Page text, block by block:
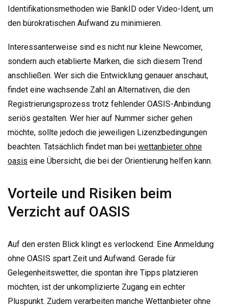
Identifikationsmethoden wie BankID oder Video-Ident, um
den bürokratischen Aufwand zu minimieren.
Interessanterweise sind es nicht nur kleine Newcomer,
sondern auch etablierte Marken, die sich diesem Trend
anschließen. Wer sich die Entwicklung genauer anschaut,
findet eine wachsende Zahl an Alternativen, die den
Registrierungsprozess trotz fehlender OASIS-Anbindung
seriös gestalten. Wer hier auf Nummer sicher gehen
möchte, sollte jedoch die jeweiligen Lizenzbedingungen
beachten. Tatsächlich findet man bei wettanbieter ohne
oasis eine Übersicht, die bei der Orientierung helfen kann.
Vorteile und Risiken beim
Verzicht auf OASIS
Auf den ersten Blick klingt es verlockend: Eine Anmeldung
ohne OASIS spart Zeit und Aufwand. Gerade für
Gelegenheitswetter, die spontan ihre Tipps platzieren
möchten, ist der unkomplizierte Zugang ein echter
Pluspunkt. Zudem verarbeiten manche Wettanbieter ohne